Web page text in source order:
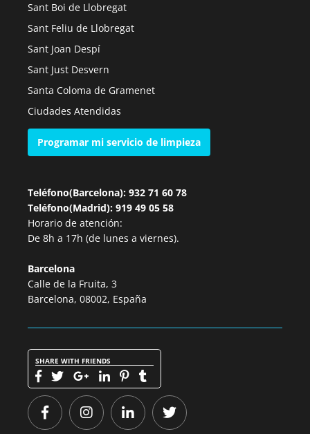
Sant Boi de Llobregat
Sant Feliu de Llobregat
Sant Joan Despí
Sant Just Desvern
Santa Coloma de Gramenet
Ciudades Atendidas
Programar mi servicio de limpieza
Teléfono(Barcelona): 932 71 60 78
Teléfono(Madrid): 919 49 05 58
Horario de atención:
De 8h a 17h (de lunes a viernes).
Barcelona
Calle de la Fruita, 3
Barcelona, 08002, España
SHARE WITH FRIENDS